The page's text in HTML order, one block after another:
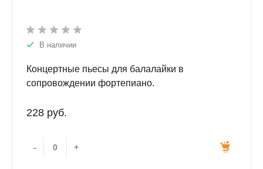
В наличии
Концертные пьесы для балалайки в
сопровождении фортепиано.
228 руб.
- +